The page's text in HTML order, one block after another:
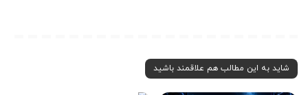
شاید به این مطالب هم علاقمند باشید